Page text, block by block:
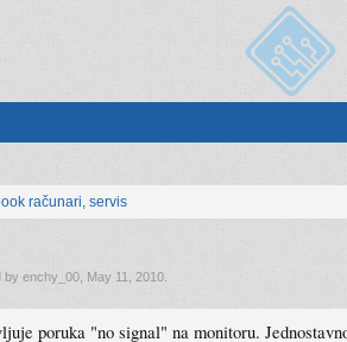
računari, servis
by enchy_00 May 11, 2010
poruka "no signal" na monitoru.